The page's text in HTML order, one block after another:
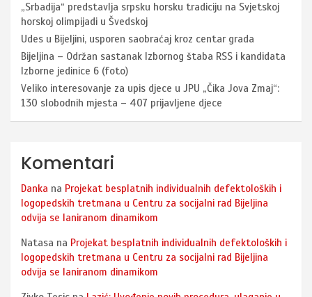
„Srbadija“ predstavlja srpsku horsku tradiciju na Svjetskoj
horskoj olimpijadi u Švedskoj
Udes u Bijeljini, usporen saobraćaj kroz centar grada
Bijeljina – Održan sastanak Izbornog štaba RSS i kandidata
Izborne jedinice 6 (foto)
Veliko interesovanje za upis djece u JPU „Čika Jova Zmaj“:
130 slobodnih mjesta – 407 prijavljene djece
Komentari
Danka na Projekat besplatnih individualnih defektoloških i
logopedskih tretmana u Centru za socijalni rad Bijeljina
odvija se laniranom dinamikom
Natasa na Projekat besplatnih individualnih defektoloških i
logopedskih tretmana u Centru za socijalni rad Bijeljina
odvija se laniranom dinamikom